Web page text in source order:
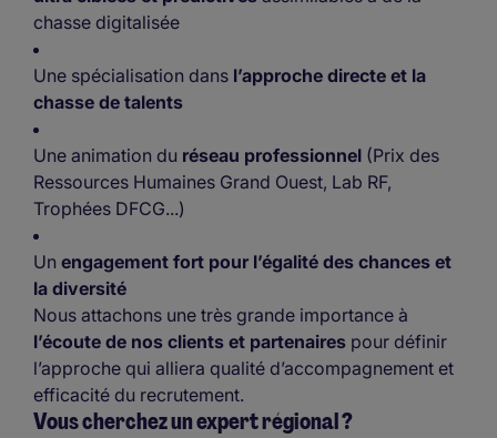
chasse digitalisée
Une spécialisation dans l’approche directe et la
chasse de talents
Une animation du réseau professionnel (Prix des
Ressources Humaines Grand Ouest, Lab RF,
Trophées DFCG...)
Un engagement fort pour l’égalité des chances et
la diversité
Nous attachons une très grande importance à
l’écoute de nos clients et partenaires pour définir
l’approche qui alliera qualité d’accompagnement et
efficacité du recrutement.
Vous cherchez un expert régional ?